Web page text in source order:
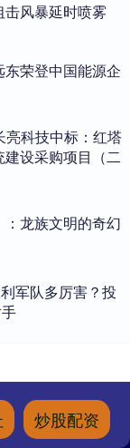
风暴延时喷雾
荣登中国能源企
科技中标：红塔
设采购项目（二
龙族文明的奇幻
军队多厉害？投
炒股配资